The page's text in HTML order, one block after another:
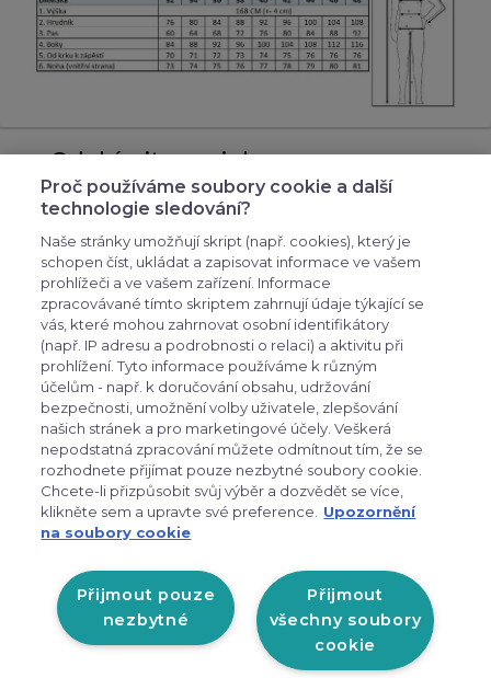
Odebírejte novinky
přihlašte se k odběru novinek, aby vám nic
neuniklo
Zákaznické menuexpand_more
Praktické odkazy expand_more
Otevírací doba prodejny v
Liberci:
PO-PÁ: 9:00 - 17:00
Zobrazit na mapě
Proč používáme soubory cookie a další
technologie sledování?
Naše stránky umožňují skript (např. cookies), který je
schopen číst, ukládat a zapisovat informace ve vašem
prohlížeči a ve vašem zařízení. Informace
zpracovávané tímto skriptem zahrnují údaje týkající se
vás, které mohou zahrnovat osobní identifikátory
(např. IP adresu a podrobnosti o relaci) a aktivitu při
prohlížení. Tyto informace používáme k různým
účelům - např. k doručování obsahu, udržování
bezpečnosti, umožnění volby uživatele, zlepšování
našich stránek a pro marketingové účely. Veškerá
nepodstatná zpracování můžete odmítnout tím, že se
rozhodnete přijímat pouze nezbytné soubory cookie.
Chcete-li přizpůsobit svůj výběr a dozvědět se více,
klikněte sem a upravte své preference.
Upozornění
na soubory cookie
Přijmout
všechny soubory
cookie
Přijmout pouze
nezbytné